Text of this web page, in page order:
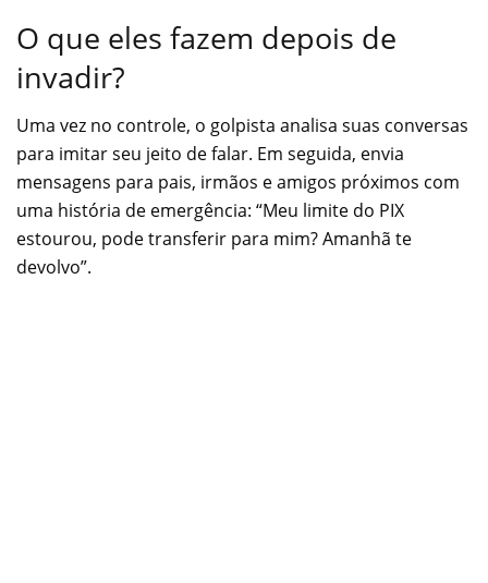
O que eles fazem depois de
invadir?
Uma vez no controle, o golpista analisa suas conversas
para imitar seu jeito de falar. Em seguida, envia
mensagens para pais, irmãos e amigos próximos com
uma história de emergência: “Meu limite do PIX
estourou, pode transferir para mim? Amanhã te
devolvo”.